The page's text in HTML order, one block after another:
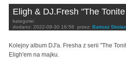
Eligh & DJ.Fresh "The
kategorie:
dodano: 2022-09-30 16:58 przez: Bartosz
Kolejny album DJ'a. Fresha z serii "The
Eligh'em na majku.